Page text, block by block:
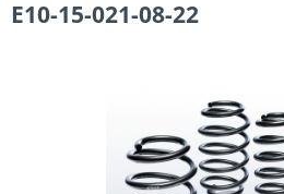
E10-15-021-08-22